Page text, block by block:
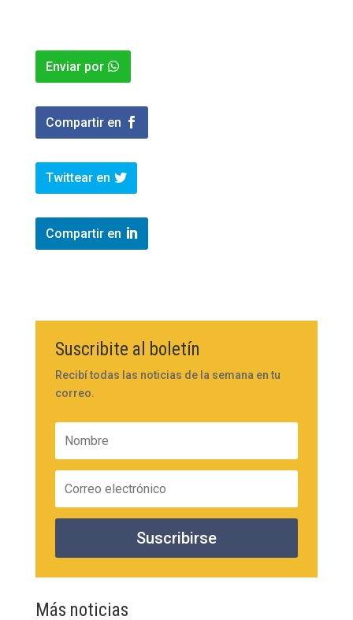
Enviar por
Compartir en
Twittear en
Compartir en
Suscribite al boletín
Recibí todas las noticias de la semana en tu
correo.
Suscribirse
Más noticias